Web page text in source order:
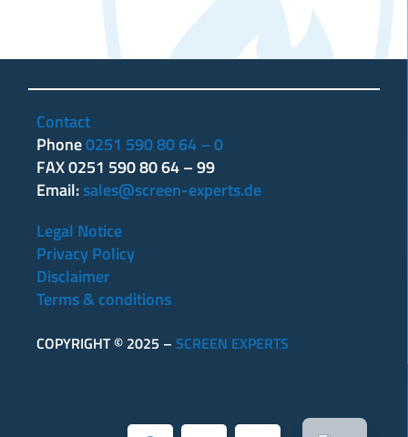
Contact
Phone0251 590 80 64 – 0
FAX 0251 590 80 64 – 99
Email:sales@screen-experts.de
Legal Notice
Privacy Policy
Disclaimer
Terms & conditions
COPYRIGHT © 2025 – SCREEN EXPERTS